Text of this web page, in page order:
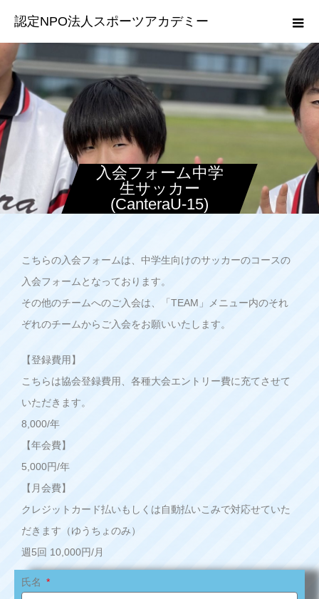
認定NPO法人スポーツアカデミー
入会フォーム中学
生サッカー
(CanteraU-15)
こちらの入会フォームは、中学生向けのサッカーのコースの
入会フォームとなっております。
その他のチームへのご入会は、「TEAM」メニュー内のそれ
ぞれのチームからご入会をお願いいたします。
【登録費用】
こちらは協会登録費用、各種大会エントリー費に充てさせて
いただきます。
8,000/年
【年会費】
5,000円/年
【月会費】
クレジットカード払いもしくは自動払いこみで対応せていた
だきます（ゆうちょのみ）
週5回 10,000円/月
氏名